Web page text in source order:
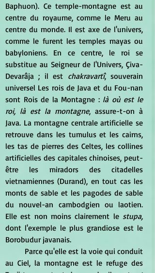
Baphuon). Ce temple-montagne est au
centre du royaume, comme le Meru au
centre du monde. Il est axe de l'univers,
comme le furent les temples mayas ou
babyloniens. En ce centre, le roi se
substitue au Seigneur de l'Univers, Çiva-
Devarâja ; il est chakravartî, souverain
universel Les rois de Java et du Fou-nan
sont Rois de la Montagne : là où est le
roi, là est la montagne, assure-t-on à
Java. La montagne centrale artificielle se
retrouve dans les tumulus et les cairns,
les tas de pierres des Celtes, les collines
artificielles des capitales chinoises, peut-
être les miradors des citadelles
vietnamiennes (Durand), en tout cas les
monts de sable et les pagodes de sable
du nouvel-an cambodgien ou laotien.
Elle est non moins clairement le stupa,
dont l'exemple le plus grandiose est le
Borobudur javanais.
au Ciel, la montagne est le refuge des